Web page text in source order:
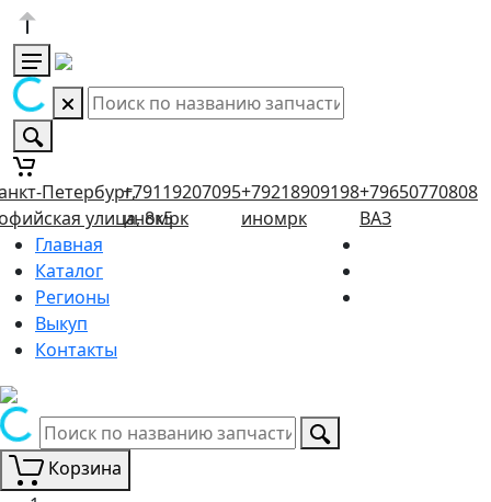
Петербург,
улица, 8к5
+79119207095
иномрк
+79218909198
иномрк
+79650770808
ВАЗ
Главная
Каталог
Регионы
Выкуп
Контакты
Корзина